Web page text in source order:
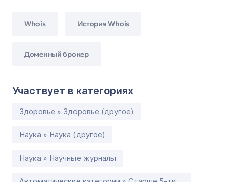
Whois История Whois
Доменный брокер
Участвует в категориях
Здоровье » Здоровье (другое)
Наука » Наука (другое)
Наука » Научные журналы